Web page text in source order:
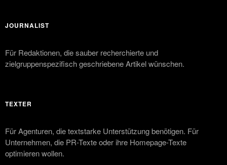
JOURNALIST
Für Redaktionen, die sauber recherchierte und
zielgruppenspezifisch geschriebene Artikel wünschen.
TEXTER
Für Agenturen, die textstarke Unterstützung benötigen. Für
Unternehmen, die PR-Texte oder ihre Homepage-Texte
optimieren wollen.